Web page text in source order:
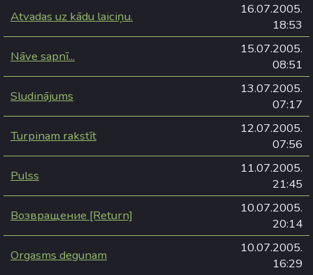
Atvadas uz kādu laiciņu.
16.07.2005.
18:53
Nāve sapnī...
15.07.2005.
08:51
Sludinājums
13.07.2005.
07:17
Turpinam rakstīt
12.07.2005.
07:56
Pulss
11.07.2005.
21:45
Возвращение [Return]
10.07.2005.
20:14
Orgasms degunam
10.07.2005.
16:29